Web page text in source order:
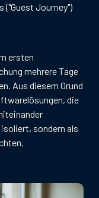
("Guest Journey")
ersten
mehrere Tage
Aus diesem Grund
die
sondern als